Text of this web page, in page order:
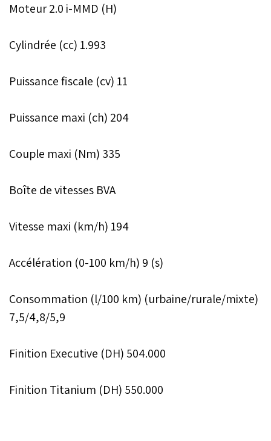
Moteur 2.0 i-MMD (H)
Cylindrée (cc) 1.993
Puissance fiscale (cv) 11
Puissance maxi (ch) 204
Couple maxi (Nm) 335
Boîte de vitesses BVA
Vitesse maxi (km/h) 194
Accélération (0-100 km/h) 9 (s)
Consommation (l/100 km) (urbaine/rurale/mixte)
7,5/4,8/5,9
Finition Executive (DH) 504.000
Finition Titanium (DH) 550.000